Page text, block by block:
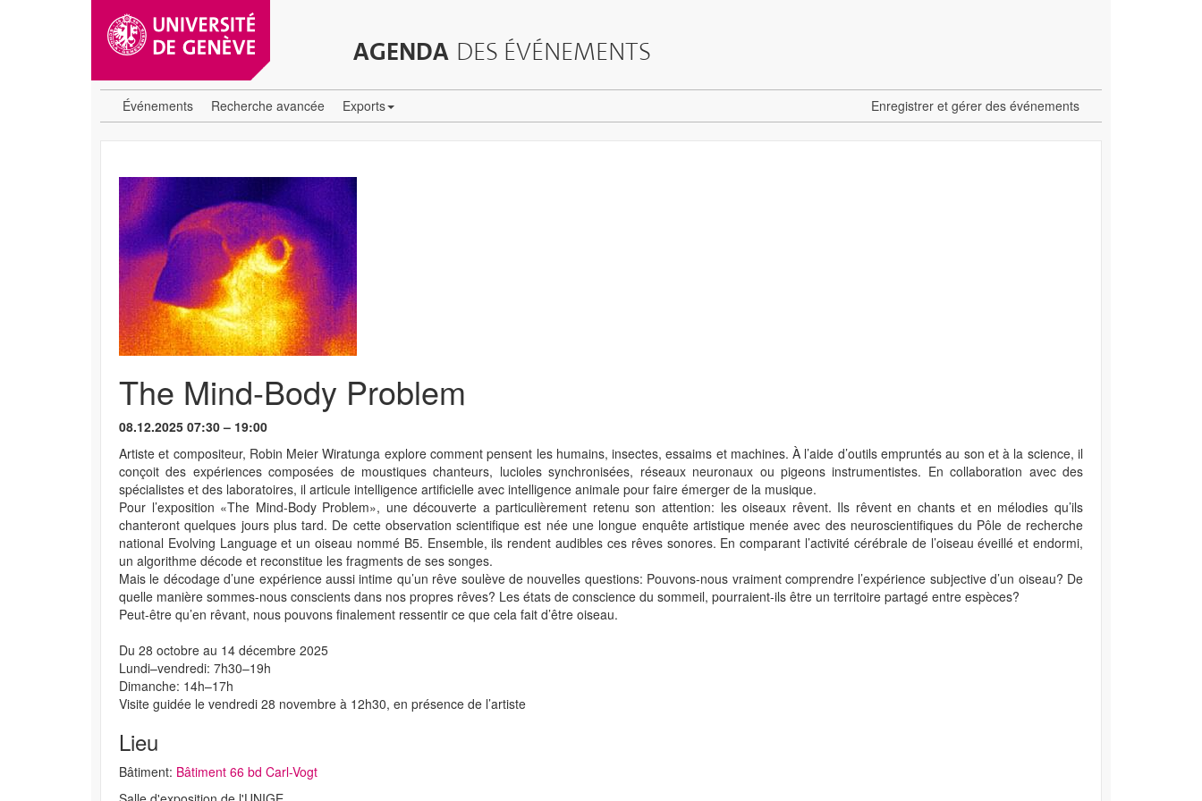
AGENDA DES ÉVÉNEMENTS
Événements Recherche avancée Exports Enregistrer et gérer des événements
The Mind-Body Problem
08.12.2025 07:30 – 19:00
Artiste et compositeur, Robin Meier Wiratunga explore comment pensent les humains, insectes, essaims et machines. À l’aide d’outils empruntés au son et à la science, il
conçoit des expériences composées de moustiques chanteurs, lucioles synchronisées, réseaux neuronaux ou pigeons instrumentistes. En collaboration avec des
spécialistes et des laboratoires, il articule intelligence artificielle avec intelligence animale pour faire émerger de la musique.
Pour l’exposition «The Mind-Body Problem», une découverte a particulièrement retenu son attention: les oiseaux rêvent. Ils rêvent en chants et en mélodies qu’ils
chanteront quelques jours plus tard. De cette observation scientifique est née une longue enquête artistique menée avec des neuroscientifiques du Pôle de recherche
national Evolving Language et un oiseau nommé B5. Ensemble, ils rendent audibles ces rêves sonores. En comparant l’activité cérébrale de l’oiseau éveillé et endormi,
un algorithme décode et reconstitue les fragments de ses songes.
Mais le décodage d’une expérience aussi intime qu’un rêve soulève de nouvelles questions: Pouvons-nous vraiment comprendre l’expérience subjective d’un oiseau? De
quelle manière sommes-nous conscients dans nos propres rêves? Les états de conscience du sommeil, pourraient-ils être un territoire partagé entre espèces?
Peut-être qu’en rêvant, nous pouvons finalement ressentir ce que cela fait d’être oiseau.
Du 28 octobre au 14 décembre 2025
Lundi–vendredi: 7h30–19h
Dimanche: 14h–17h
Visite guidée le vendredi 28 novembre à 12h30, en présence de l’artiste
Lieu
Bâtiment: Bâtiment 66 bd Carl-Vogt